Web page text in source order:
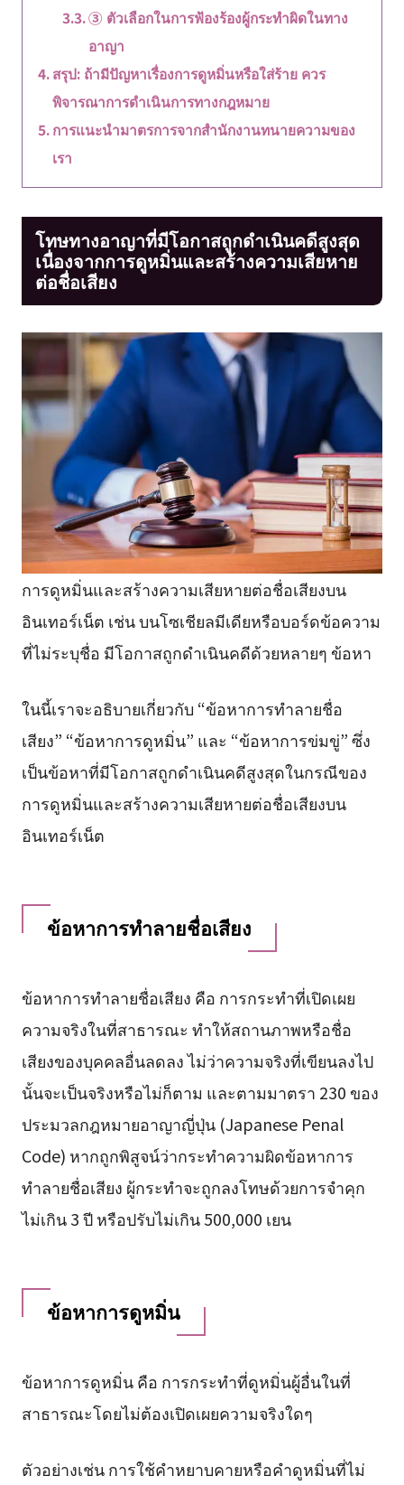
③ ตัวเลือกในการฟ้องร้องผู้กระทำผิดในทาง
อาญา
สรุป: ถ้ามีปัญหาเรื่องการดูหมิ่นหรือใส่ร้าย ควร
พิจารณาการดำเนินการทางกฎหมาย
การแนะนำมาตรการจากสำนักงานทนายความของ
เรา
โทษทางอาญาที่มีโอกาสถูกดำเนินคดีสูงสุด
เนื่องจากการดูหมิ่นและสร้างความเสียหาย
ต่อชื่อเสียง
การดูหมิ่นและสร้างความเสียหายต่อชื่อเสียงบน
อินเทอร์เน็ต เช่น บนโซเชียลมีเดียหรือบอร์ดข้อความ
ที่ไม่ระบุชื่อ มีโอกาสถูกดำเนินคดีด้วยหลายๆ ข้อหา
ในนี้เราจะอธิบายเกี่ยวกับ “ข้อหาการทำลายชื่อ
เสียง” “ข้อหาการดูหมิ่น” และ “ข้อหาการข่มขู่” ซึ่ง
เป็นข้อหาที่มีโอกาสถูกดำเนินคดีสูงสุดในกรณีของ
การดูหมิ่นและสร้างความเสียหายต่อชื่อเสียงบน
อินเทอร์เน็ต
ข้อหาการทำลายชื่อเสียง
ข้อหาการทำลายชื่อเสียง คือ การกระทำที่เปิดเผย
ความจริงในที่สาธารณะ ทำให้สถานภาพหรือชื่อ
เสียงของบุคคลอื่นลดลง ไม่ว่าความจริงที่เขียนลงไป
นั้นจะเป็นจริงหรือไม่ก็ตาม และตามมาตรา 230 ของ
ประมวลกฎหมายอาญาญี่ปุ่น (Japanese Penal
Code) หากถูกพิสูจน์ว่ากระทำความผิดข้อหาการ
ทำลายชื่อเสียง ผู้กระทำจะถูกลงโทษด้วยการจำคุก
ไม่เกิน 3 ปี หรือปรับไม่เกิน 500,000 เยน
ข้อหาการดูหมิ่น
ข้อหาการดูหมิ่น คือ การกระทำที่ดูหมิ่นผู้อื่นในที่
สาธารณะโดยไม่ต้องเปิดเผยความจริงใดๆ
ตัวอย่างเช่น การใช้คำหยาบคายหรือคำดูหมิ่นที่ไม่